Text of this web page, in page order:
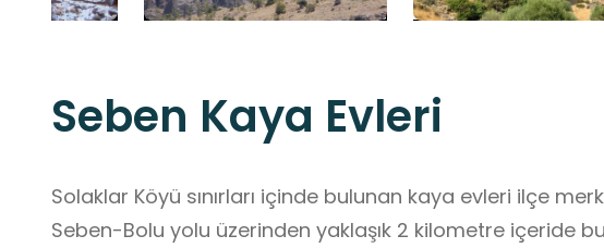
Seben Kaya Evleri
Solaklar Köyü sınırları içinde bulunan kaya evleri ilçe
Seben-Bolu yolu üzerinden yaklaşık 2 kilometre içeride